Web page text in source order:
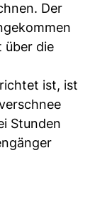
Der
über die
ist, ist
Stunden